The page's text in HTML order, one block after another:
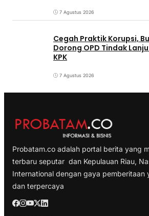
7 Agustus 2026
Cegah Praktik Korupsi,
Dorong OPD Tindak
KPK
7 Agustus 2026
Probatam.co adalah portal berita yang
terbaru seputar dan Kepulauan Riau,
International dengan gaya pemberitaan
dan terpercaya